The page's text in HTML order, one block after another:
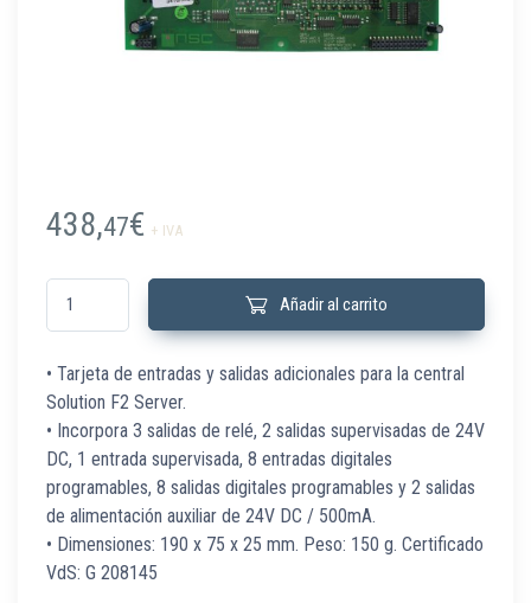
438,47€ + IVA
B01110-00 Tarjeta de expansión de entradas/salidas cantidad
Añadir al carrito
• Tarjeta de entradas y salidas adicionales para la central
Solution F2 Server.
• Incorpora 3 salidas de relé, 2 salidas supervisadas de 24V
DC, 1 entrada supervisada, 8 entradas digitales
programables, 8 salidas digitales programables y 2 salidas
de alimentación auxiliar de 24V DC / 500mA.
• Dimensiones: 190 x 75 x 25 mm. Peso: 150 g. Certificado
VdS: G 208145